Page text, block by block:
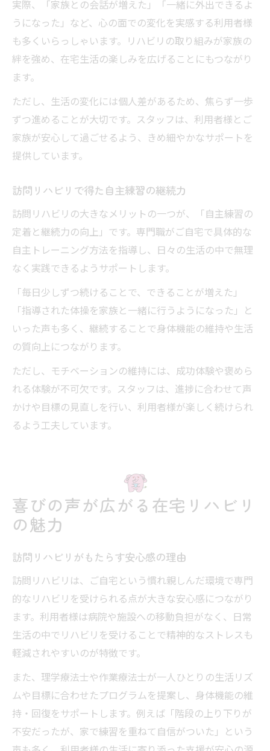
実際、「家族との会話が増えた」「一緒に外出できるよ
うになった」など、心の面での変化を実感する利用者様
も多くいらっしゃいます。リハビリの取り組みが家族の
絆を強め、在宅生活の楽しみを広げることにもつながり
ます。
ただし、生活の変化には個人差があるため、焦らず一歩
ずつ進めることが大切です。スタッフは、利用者様とご
家族が安心して過ごせるよう、きめ細やかなサポートを
提供しています。
訪問リハビリで得た自主練習の継続力
訪問リハビリの大きなメリットの一つが、「自主練習の
定着と継続力の向上」です。専門職がご自宅で具体的な
自主トレーニング方法を指導し、日々の生活の中で無理
なく実践できるようサポートします。
「毎日少しずつ続けることで、できることが増えた」
「指導された体操を家族と一緒に行うようになった」と
いった声も多く、継続することで身体機能の維持や生活
の質向上につながります。
ただし、モチベーションの維持には、成功体験や褒めら
れる体験が不可欠です。スタッフは、進捗に合わせて声
かけや目標の見直しを行い、利用者様が楽しく続けられ
るよう工夫しています。
喜びの声が広がる在宅リハビリ
の魅力
訪問リハビリがもたらす安心感の理由
訪問リハビリは、ご自宅という慣れ親しんだ環境で専門
的なリハビリを受けられる点が大きな安心感につながり
ます。利用者様は病院や施設への移動負担がなく、日常
生活の中でリハビリを受けることで精神的なストレスも
軽減されやすいのが特徴です。
また、理学療法士や作業療法士が一人ひとりの生活リズ
ムや目標に合わせたプログラムを提案し、身体機能の維
持・回復をサポートします。例えば「階段の上り下りが
不安だったが、家で練習を重ねて自信がついた」という